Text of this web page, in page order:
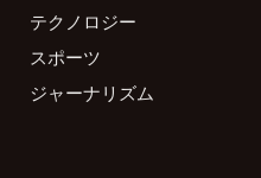
テクノロジー
スポーツ
ジャーナリズム